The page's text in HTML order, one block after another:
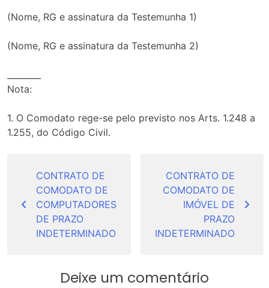
(Nome, RG e assinatura da Testemunha 1)
(Nome, RG e assinatura da Testemunha 2)
Nota:
1. O Comodato rege-se pelo previsto nos Arts. 1.248 a
1.255, do Código Civil.
Post
CONTRATO DE
COMODATO DE
COMPUTADORES
DE PRAZO
INDETERMINADO
CONTRATO DE
COMODATO DE
IMÓVEL DE
PRAZO
INDETERMINADO
Deixe um comentário